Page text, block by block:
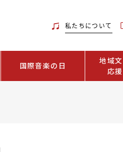
私たちについて
国際音楽の日
地域
応